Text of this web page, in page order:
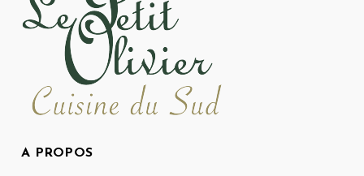
A PROPOS